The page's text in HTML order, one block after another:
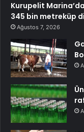
Kurupelit
345 bin metreküp
Ağustos 7, 2026